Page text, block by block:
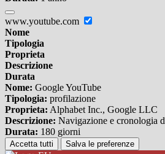
www.youtube.com
Nome
Tipologia
Proprieta
Descrizione
Durata
Nome: Google YouTube
Tipologia: profilazione
Proprieta: Alphabet Inc., Google LLC
Descrizione: Navigazione e cronologia
Durata: 180 giorni
Accetta tutti Salva le preferenze